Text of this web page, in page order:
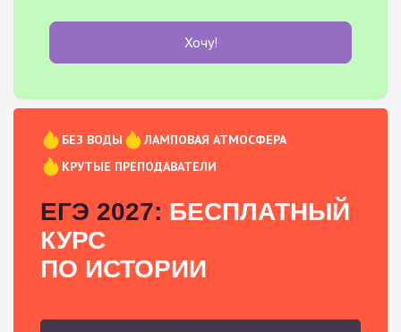
Хочу!
БЕЗ ВОДЫ
ЛАМПОВАЯ АТМОСФЕРА
КРУТЫЕ ПРЕПОДАВАТЕЛИ
ЕГЭ 2027: БЕСПЛАТНЫЙ
КУРС
ПО ИСТОРИИ